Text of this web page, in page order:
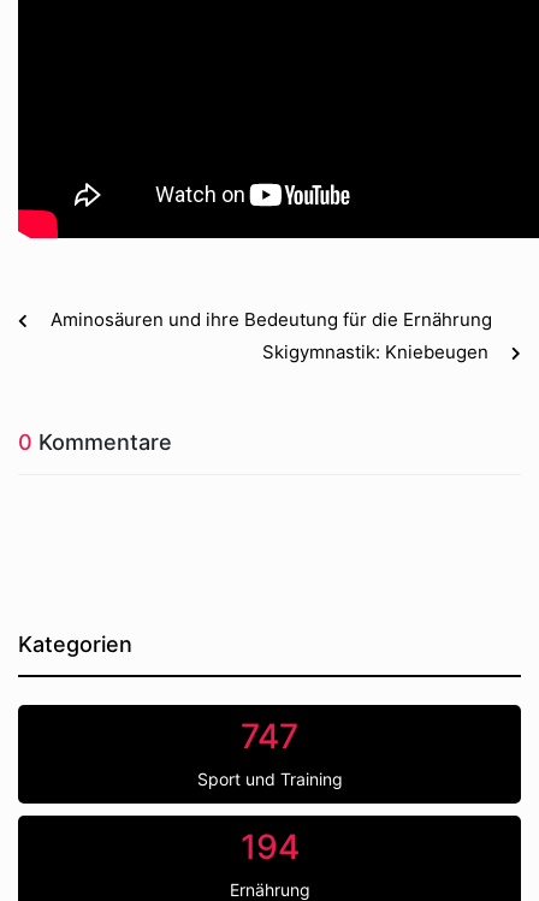
Aminosäuren und ihre Bedeutung für die Ernährung
Skigymnastik: Kniebeugen
0 Kommentare
Kategorien
747
Sport und Training
194
Ernährung